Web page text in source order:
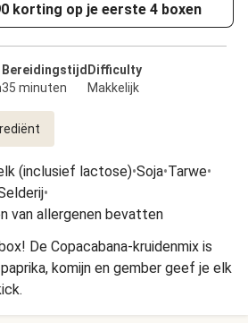
korting op je eerste 4 boxen
Bereidingstijd
35 minuten
Difficulty
Makkelijk
(inclusief lactose)•Soja•Tarwe•
•
van allergenen bevatten
De Copacabana-kruidenmix is
komijn en gember geef je elk